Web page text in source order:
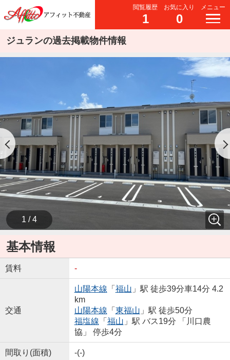
閲覧履歴
1
お気に入り
0
メニュー
ジュランの過去掲載物件情報
1 / 4
基本情報
賃料 -
交通
山陽本線 「 福山 」駅 徒歩39分車14分 4.2
km
山陽本線 「 東福山 」駅 徒歩50分
福塩線 「 福山 」駅 バス19分 「川口農
協」 停歩4分
間取り(面積) -(-)